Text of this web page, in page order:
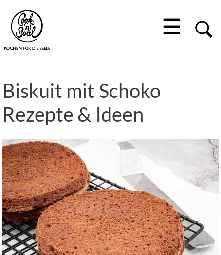
☰
Biskuit mit Schoko
Rezepte & Ideen